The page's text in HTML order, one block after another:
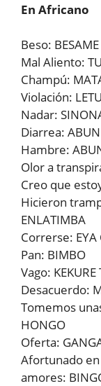
En Africano
Beso:
Mal Aliento:
Champú:
Violación:
Nadar:
Diarrea:
Hambre:
Olor a
Creo que
Hicieron
ENLATIMBA
Correrse: EYA
Pan: BIMBO
Vago: KEKURE
Desacuerdo:
Tomemos
HONGO
Oferta:
Afortunado
amores: